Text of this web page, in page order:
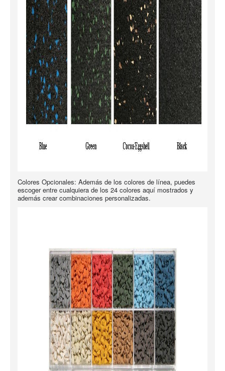
Colores Opcionales: Además de los colores de línea, puedes
escoger entre cualquiera de los 24 colores aquí mostrados y
además crear combinaciones personalizadas.